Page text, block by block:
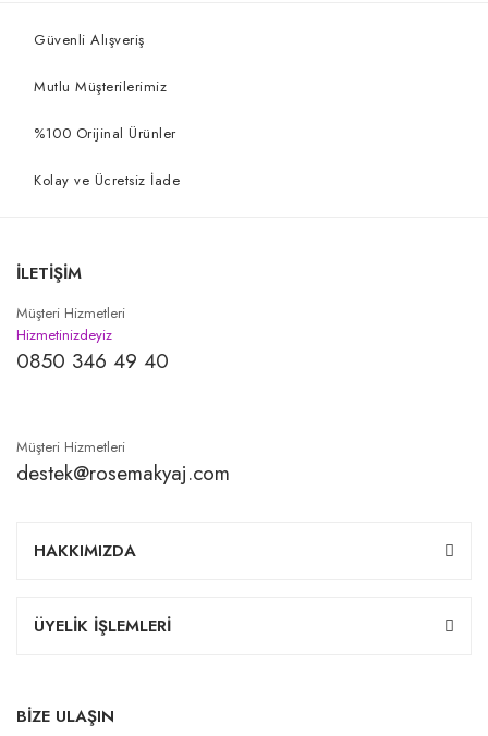
Güvenli Alışveriş
Mutlu Müşterilerimiz
%100 Orijinal Ürünler
Kolay ve Ücretsiz İade
İLETİŞİM
Müşteri Hizmetleri
Hizmetinizdeyiz
0850 346 49 40
Müşteri Hizmetleri
destek@rosemakyaj.com
HAKKIMIZDA
ÜYELİK İŞLEMLERİ
BİZE ULAŞIN